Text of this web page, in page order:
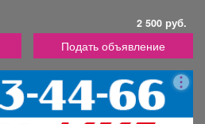
2 500 руб.
Подать объявление